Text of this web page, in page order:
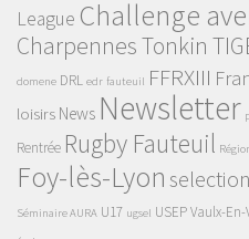
League Challenge
Charpennes Tonkin
domene DRL edr fauteuil FFRXIII
loisirs News Newsletter
Rentrée Rugby Fauteuil
Foy-lès-Lyon selection
Séminaire AURA U17 ugsel USEPVaulx-En-